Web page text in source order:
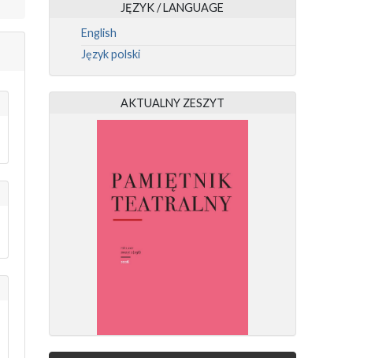
JĘZYK / LANGUAGE
English
Język polski
AKTUALNY ZESZYT